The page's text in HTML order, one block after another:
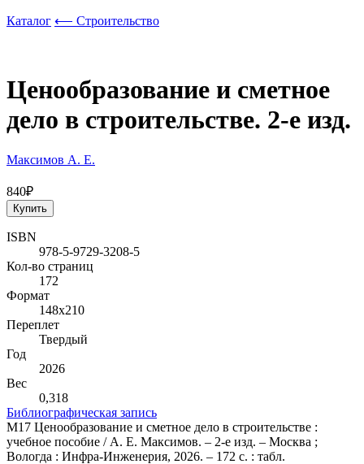
Каталог ⟵ Строительство
Ценообразование и сметное
дело в строительстве. 2-е изд.
Максимов А. Е.
840₽
Купить
ISBN
978-5-9729-3208-5
Кол-во страниц
172
Формат
148х210
Переплет
Твердый
Год
2026
Вес
0,318
Библиографическая запись
М17 Ценообразование и сметное дело в строительстве :
учебное пособие / А. Е. Максимов. – 2-е изд. – Москва ;
Вологда : Инфра-Инженерия, 2026. – 172 с. : табл.